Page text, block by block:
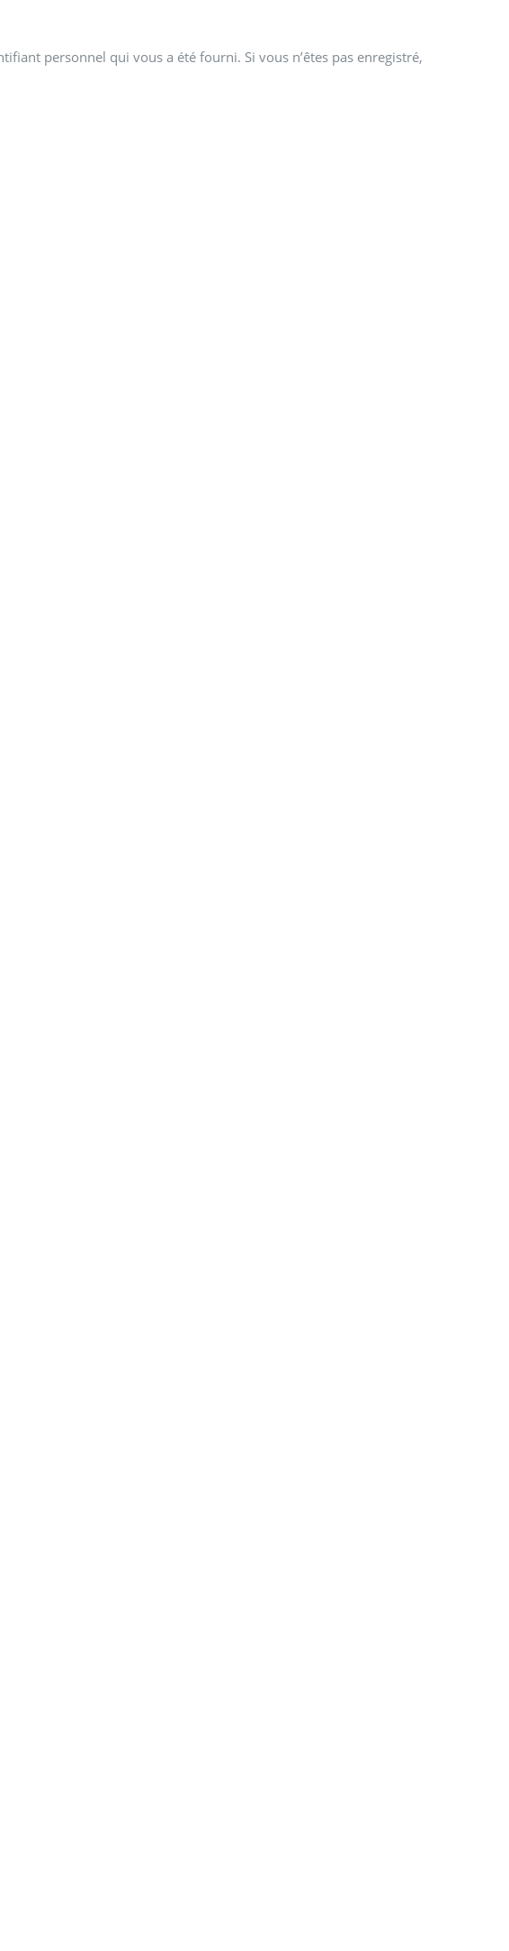
personnel qui vous a été fourni. Si vous n’êtes pas enregistré,